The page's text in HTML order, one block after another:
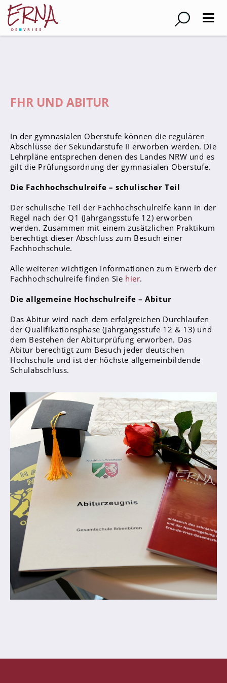
Kollegium
Schulsozialarbeiter
Referendar*innen
Teams
Schüler*innen
Schüler*innenvertretung
Sporthelfer*innen
Sanitätsdienst
Eltern
Förderverein
Elternvertreter*innen
Mitarbeiter*innen
Sekretär*innen
Hausmeister
Lehrer*innen Ausbildung
Praktika und Praxissemester
Referendariat
Abschlüsse
Fremdsprachen
MINT
Naturwissenschaften
FHR UND ABITUR
In der gymnasialen Oberstufe können die regulären
Abschlüsse der Sekundarstufe II erworben werden. Die
Lehrpläne entsprechen denen des Landes NRW und es
gilt die Prüfungsordnung der gymnasialen Oberstufe.
Die Fachhochschulreife – schulischer Teil
Der schulische Teil der Fachhochschulreife kann in der
Regel nach der Q1 (Jahrgangsstufe 12) erworben
werden. Zusammen mit einem zusätzlichen Praktikum
berechtigt dieser Abschluss zum Besuch einer
Fachhochschule.
Alle weiteren wichtigen Informationen zum Erwerb der
Fachhochschulreife finden Sie hier.
Die allgemeine Hochschulreife – Abitur
Das Abitur wird nach dem erfolgreichen Durchlaufen
der Qualifikationsphase (Jahrgangsstufe 12 & 13) und
dem Bestehen der Abiturprüfung erworben. Das
Abitur berechtigt zum Besuch jeder deutschen
Hochschule und ist der höchste allgemeinbildende
Schulabschluss.